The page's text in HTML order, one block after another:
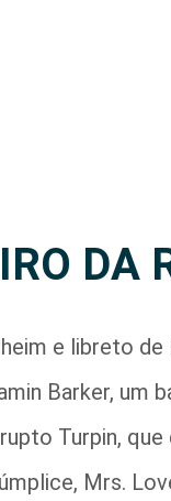
DA
e libreto
Barker,
Turpin,
Mrs.